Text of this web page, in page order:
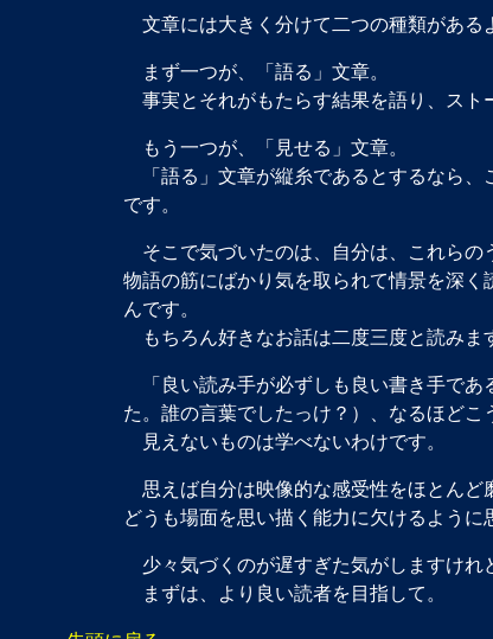
文章には大きく分けて二つの種類がある
まず一つが、「語る」文章。
事実とそれがもたらす結果を語り、スト
もう一つが、「見せる」文章。
「語る」文章が縦糸であるとするなら、
です。
そこで気づいたのは、自分は、これらの
物語の筋にばかり気を取られて情景を深
んです。
もちろん好きなお話は二度三度と読みま
「良い読み手が必ずしも良い書き手であ
た。誰の言葉でしたっけ？）、なるほどこ
見えないものは学べないわけです。
思えば自分は映像的な感受性をほとんど
どうも場面を思い描く能力に欠けるよう
少々気づくのが遅すぎた気がしますけれ
まずは、より良い読者を目指して。